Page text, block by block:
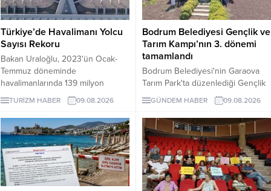
Türkiye’de Havalimanı Yolcu
Sayısı Rekoru
Bakan Uraloğlu, 2023'ün Ocak-
Temmuz döneminde
havalimanlarında 139 milyon
yolcuya hizmet verildiğini açıkladı.
TURİZM HABER 09.08.2026
Bodrum Belediyesi Gençlik ve
Tarım Kampı’nın 3. dönemi
tamamlandı
Bodrum Belediyesi'nin Garaova
Tarım Park'ta düzenlediği Gençlik
ve Tarım Kampı'nın 3. dönemi;
lavanta hasadı, sürdürülebilir tarım
eğitimleri ve Agro Bodrum Rotası
ziyaretleriyle tamamlandı.
Katılımcılara sertifika töreniyle
belgeleri verildi.
GÜNDEM HABER 09.08.2026